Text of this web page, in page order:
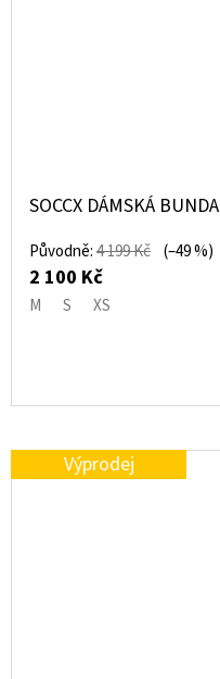
SOCCX DÁMSKÁ BUNDA
Původně:4 199 Kč (–49 %)
2 100 Kč
M S XS
Výprodej